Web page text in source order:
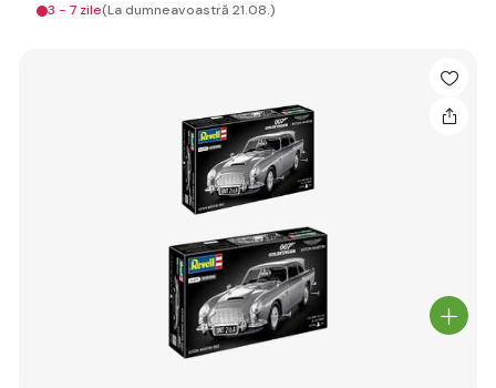
3 - 7 zile(La dumneavoastră 21.08.)